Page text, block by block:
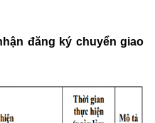
đăng ký chuyển giao